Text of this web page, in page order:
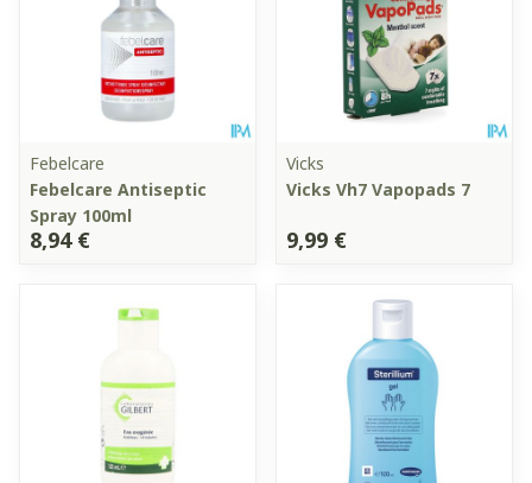
Febelcare
Febelcare Antiseptic
Spray 100ml
8,94 €
Vicks
Vicks Vh7 Vapopads 7
9,99 €